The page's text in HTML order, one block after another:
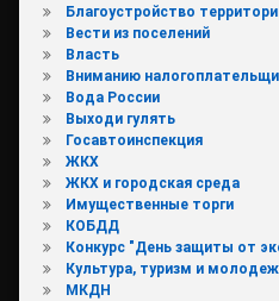
Благоустройство
Вести из поселений
Власть
Вниманию
Вода России
Выходи гулять
Госавтоинспекция
ЖКХ
ЖКХ и городская среда
Имущественные торги
КОБДД
Конкурс "День защиты от
Культура, туризм и
МКДН